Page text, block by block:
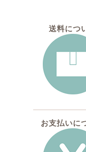
送料につ
お支払いに